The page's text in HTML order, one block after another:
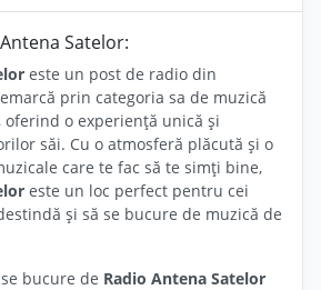
Satelor:
este un post de radio din
prin categoria sa de muzică
oferind o experiență unică și
săi. Cu o atmosferă plăcută și o
care te fac să te simți bine,
este un loc perfect pentru cei
și să se bucure de muzică de
bucure de Radio Antena Satelor